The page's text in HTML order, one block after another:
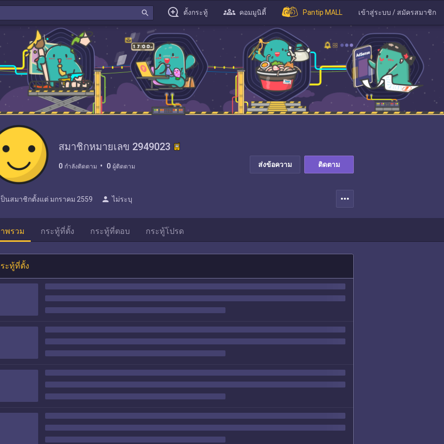
search ตั้งกระทู้ คอมมูนิตี้ Pantip MALL เข้าสู่ระบบ / สมัครสมาชิก
สมาชิกหมายเลข 2949023
0 กำลังติดตาม 0 ผู้ติดตาม ส่งข้อความ ติดตาม
ป็นสมาชิกตั้งแต่ มกราคม 2559 person ไม่ระบุ more_horiz
พรวม กระทู้ที่ตั้ง กระทู้ที่ตอบ กระทู้โปรด
ะทู้ที่ตั้ง